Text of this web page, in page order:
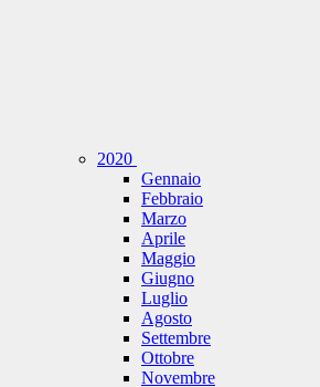
2020
Gennaio
Febbraio
Marzo
Aprile
Maggio
Giugno
Luglio
Agosto
Settembre
Ottobre
Novembre